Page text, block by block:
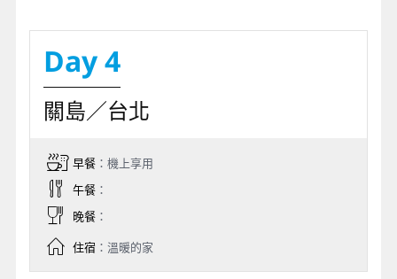
Day 4
關島／台北
早餐：機上享用
午餐：
晚餐：
住宿：溫暖的家